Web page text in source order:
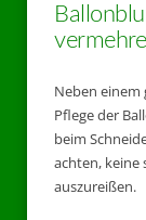
Neben einem
Pflege der
beim
achten, keine
auszureißen.